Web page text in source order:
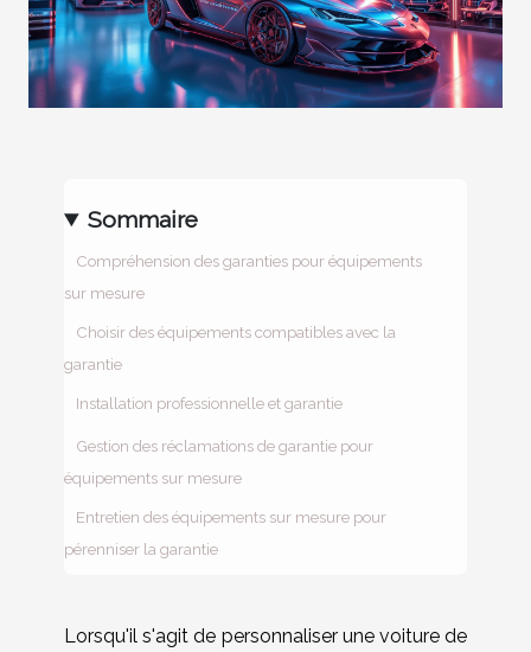
Sommaire
Compréhension des garanties pour équipements
sur mesure
Choisir des équipements compatibles avec la
garantie
Installation professionnelle et garantie
Gestion des réclamations de garantie pour
équipements sur mesure
Entretien des équipements sur mesure pour
pérenniser la garantie
Lorsqu'il s'agit de personnaliser une voiture de